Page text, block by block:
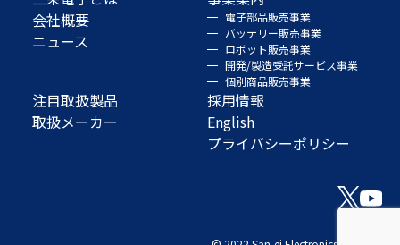
会社概要
ニュース
電子部品販売事業
バッテリー販売事業
ロボット販売事業
開発/製造受託サービス事業
個別商品販売事業
注目取扱製品
取扱メーカー
採用情報
English
プライバシーポリシー